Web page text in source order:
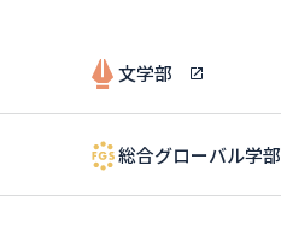
文学部
総合グローバル学部